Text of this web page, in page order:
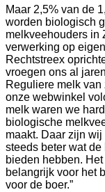
Maar 2,5% van de
worden biologisch
melkveehouders in
verwerking op
Rechtstreex
vroegen ons al
Reguliere melk
onze webwinkel
melk waren we
biologische
maakt. Daar zijn
steeds beter wat
bieden hebben.
belangrijk voor het
voor de boer.”